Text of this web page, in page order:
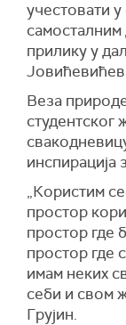
учестовати
прилику у
Веза
студентског
инспирација
„Користим
простор
простор где
простор где
имам неких
себи и свом
Грујин.